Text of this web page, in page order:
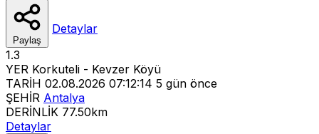
Paylaş
Detaylar
1.3
YER Korkuteli - Kevzer Köyü
TARİH 02.08.2026 07:12:14 5 gün önce
ŞEHİR Antalya
DERİNLİK 77.50km
Detaylar